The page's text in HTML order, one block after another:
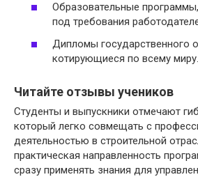
Образовательные
под требования
Дипломы государственного
котирующиеся по всему миру.
Читайте отзывы учеников
Студенты и выпускники отмечают
который легко совмещать с
деятельностью в строительной
практическая направленность
сразу применять знания для